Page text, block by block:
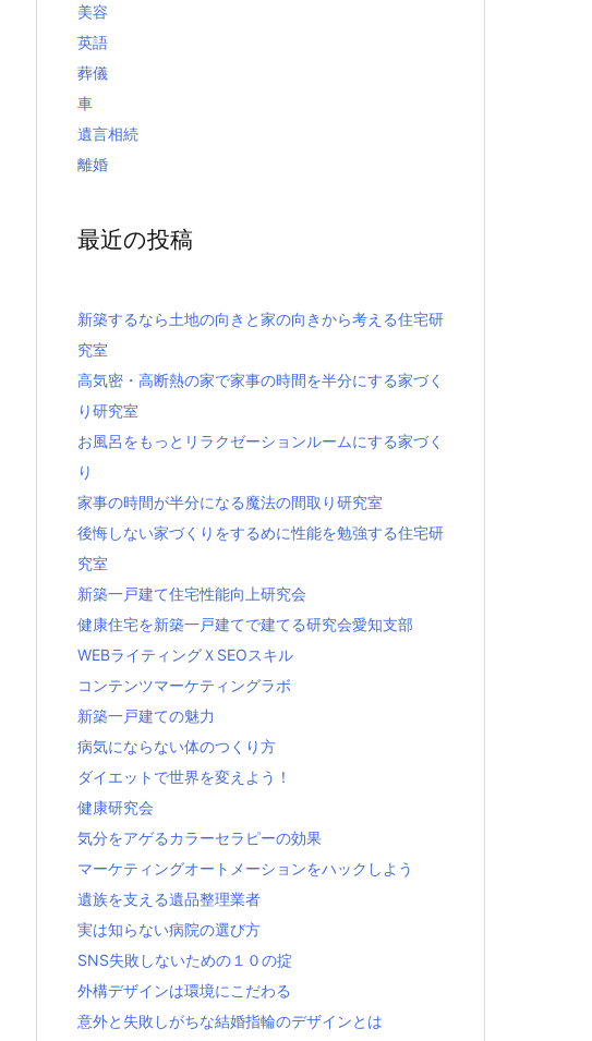
美容
英語
葬儀
車
遺言相続
離婚
最近の投稿
新築するなら土地の向きと家の向きから考える住宅研
究室
高気密・高断熱の家で家事の時間を半分にする家づく
り研究室
お風呂をもっとリラクゼーションルームにする家づく
り
家事の時間が半分になる魔法の間取り研究室
後悔しない家づくりをするめに性能を勉強する住宅研
究室
新築一戸建て住宅性能向上研究会
健康住宅を新築一戸建てで建てる研究会愛知支部
WEBライティングＸSEOスキル
コンテンツマーケティングラボ
新築一戸建ての魅力
病気にならない体のつくり方
ダイエットで世界を変えよう！
健康研究会
気分をアゲるカラーセラピーの効果
マーケティングオートメーションをハックしよう
遺族を支える遺品整理業者
実は知らない病院の選び方
SNS失敗しないための１０の掟
外構デザインは環境にこだわる
意外と失敗しがちな結婚指輪のデザインとは